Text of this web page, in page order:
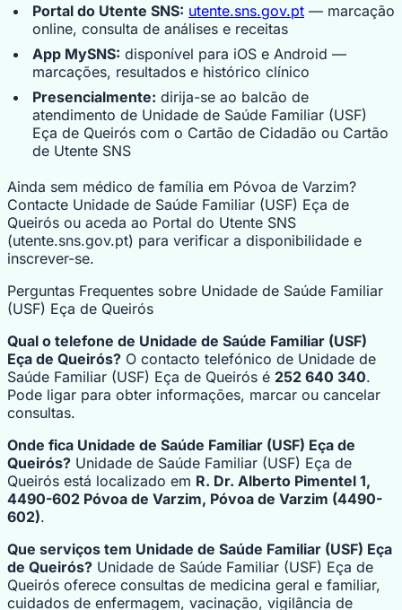
Portal do Utente SNS: utente.sns.gov.pt — marcação
online, consulta de análises e receitas
App MySNS: disponível para iOS e Android —
marcações, resultados e histórico clínico
Presencialmente: dirija-se ao balcão de
atendimento de Unidade de Saúde Familiar (USF)
Eça de Queirós com o Cartão de Cidadão ou Cartão
de Utente SNS
Ainda sem médico de família em Póvoa de Varzim?
Contacte Unidade de Saúde Familiar (USF) Eça de
Queirós ou aceda ao Portal do Utente SNS
(utente.sns.gov.pt) para verificar a disponibilidade e
inscrever-se.
Perguntas Frequentes sobre Unidade de Saúde Familiar
(USF) Eça de Queirós
Qual o telefone de Unidade de Saúde Familiar (USF)
Eça de Queirós? O contacto telefónico de Unidade de
Saúde Familiar (USF) Eça de Queirós é 252 640 340.
Pode ligar para obter informações, marcar ou cancelar
consultas.
Onde fica Unidade de Saúde Familiar (USF) Eça de
Queirós? Unidade de Saúde Familiar (USF) Eça de
Queirós está localizado em R. Dr. Alberto Pimentel 1,
4490-602 Póvoa de Varzim, Póvoa de Varzim (4490-
602).
Que serviços tem Unidade de Saúde Familiar (USF) Eça
de Queirós? Unidade de Saúde Familiar (USF) Eça de
Queirós oferece consultas de medicina geral e familiar,
cuidados de enfermagem, vacinação, vigilância de